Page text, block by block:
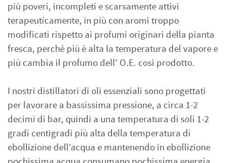
più poveri, incompleti e scarsamente attivi
terapeuticamente, in più con aromi troppo
modificati rispetto ai profumi originari della pianta
fresca, perché più è alta la temperatura del vapore e
più cambia il profumo dell’ O.E. così prodotto.
I nostri distillatori di oli essenziali sono progettati
per lavorare a bassissima pressione, a circa 1-2
decimi di bar, quindi a una temperatura di soli 1-2
gradi centigradi più alta della temperatura di
ebollizione dell’acqua e mantenendo in ebollizione